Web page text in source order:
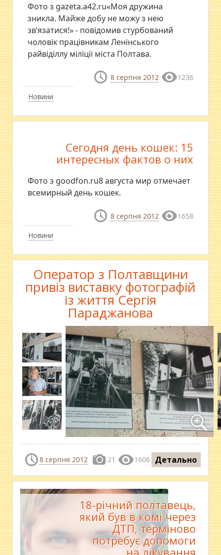
Новини
Фото з gazeta.a42.ru«Моя дружина
зникла. Майже добу не можу з нею
зв’язатися!» - повідомив стурбований
чоловік працівникам Ленінського
райвіділлу міліції міста Полтава.
8 серпня 2012 1236
Новини
Сегодня день кошек: 15
интересных фактов о них
Фото з goodfon.ru8 августа мир отмечает
всемирный день кошек.
8 серпня 2012 1658
Оператор з Полтавщини
привіз виставку фотографій
із життя Сергія
Параджанова
8 серпня 2012 21 1606 Детально
18-річний полтавець,
який був в комі через
ДТП, терміново
потребує допомоги